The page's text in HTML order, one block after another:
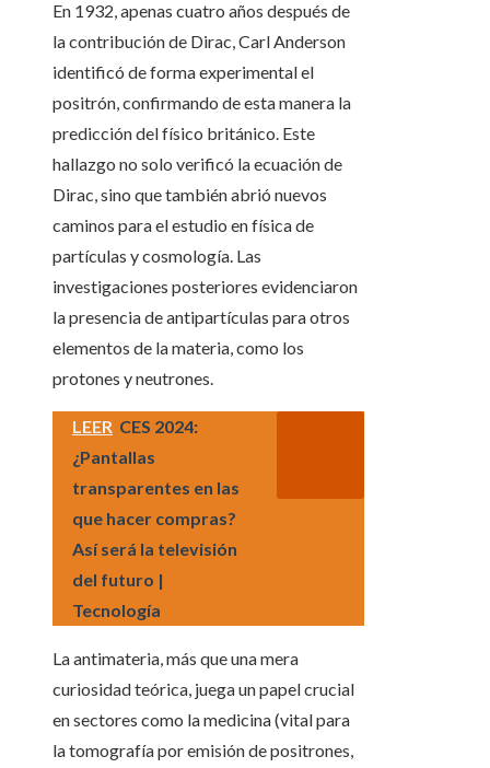
En 1932, apenas cuatro años después de
la contribución de Dirac, Carl Anderson
identificó de forma experimental el
positrón, confirmando de esta manera la
predicción del físico británico. Este
hallazgo no solo verificó la ecuación de
Dirac, sino que también abrió nuevos
caminos para el estudio en física de
partículas y cosmología. Las
investigaciones posteriores evidenciaron
la presencia de antipartículas para otros
elementos de la materia, como los
protones y neutrones.
LEER CES 2024:
¿Pantallas
transparentes en las
que hacer compras?
Así será la televisión
del futuro |
Tecnología
La antimateria, más que una mera
curiosidad teórica, juega un papel crucial
en sectores como la medicina (vital para
la tomografía por emisión de positrones,